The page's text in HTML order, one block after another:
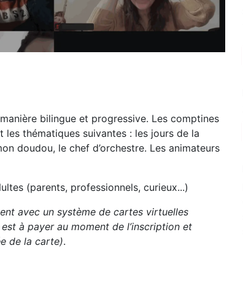
bilingue et progressive. Les comptines
thématiques suivantes : les jours de la
doudou, le chef d’orchestre. Les animateurs
(parents, professionnels, curieux...)
avec un système de cartes virtuelles
à payer au moment de l’inscription et
de la carte).